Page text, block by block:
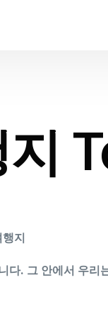
지
다. 그 안에서 우리